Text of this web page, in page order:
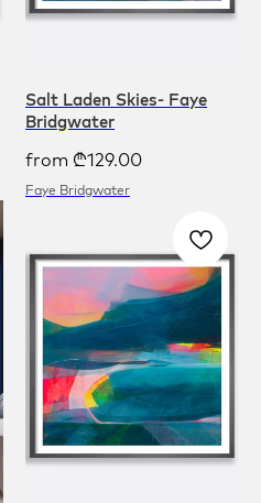
Salt Laden Skies- Faye
Bridgwater
from ₾129.00
Faye Bridgwater